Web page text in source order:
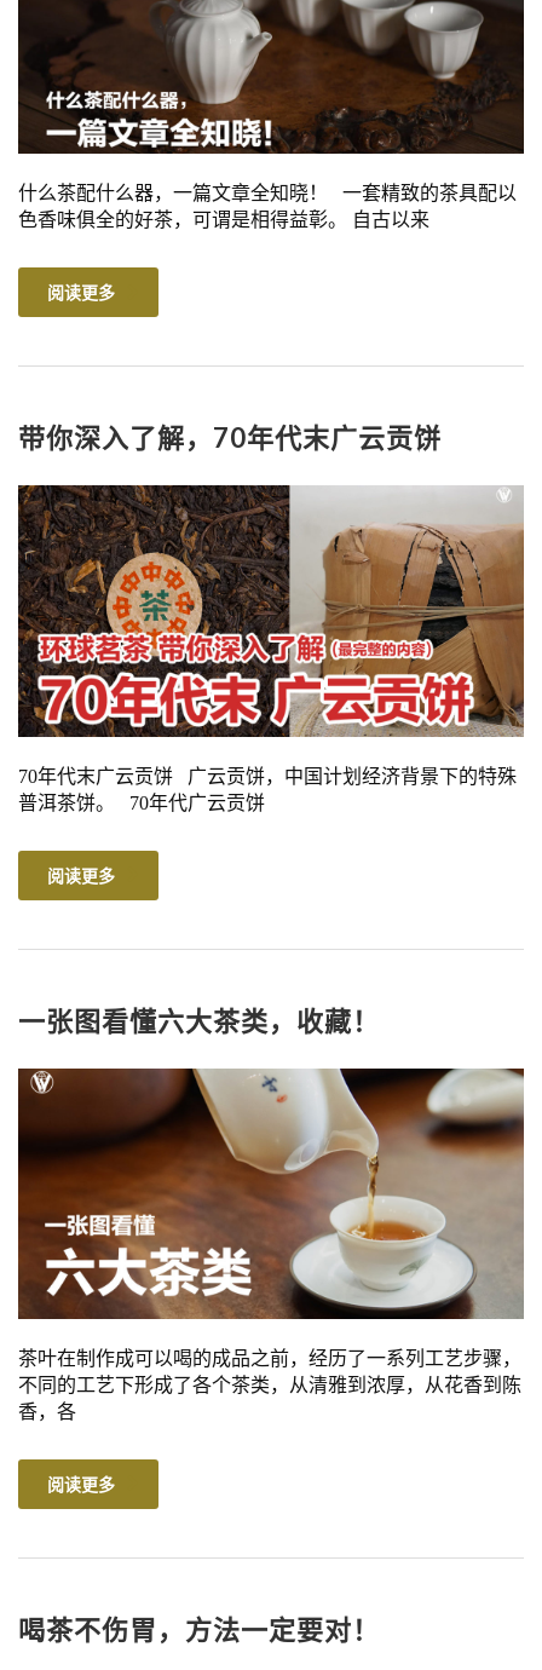
什么茶配什么器，一篇文章全知晓！ 一套精致的茶具配以
色香味俱全的好茶，可谓是相得益彰。 自古以来
阅读更多
带你深入了解，70年代末广云贡饼
70年代末广云贡饼 广云贡饼，中国计划经济背景下的特殊
普洱茶饼。 70年代广云贡饼
阅读更多
一张图看懂六大茶类，收藏！
茶叶在制作成可以喝的成品之前，经历了一系列工艺步骤，
不同的工艺下形成了各个茶类，从清雅到浓厚，从花香到陈
香，各
阅读更多
喝茶不伤胃，方法一定要对！